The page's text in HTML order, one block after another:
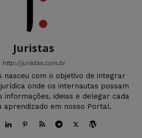
Juristas
http://juristas.com.br
nasceu com o objetivo de integrar
onde os internautas possam
informações, ideias e delegar cada
aprendizado em nosso Portal.